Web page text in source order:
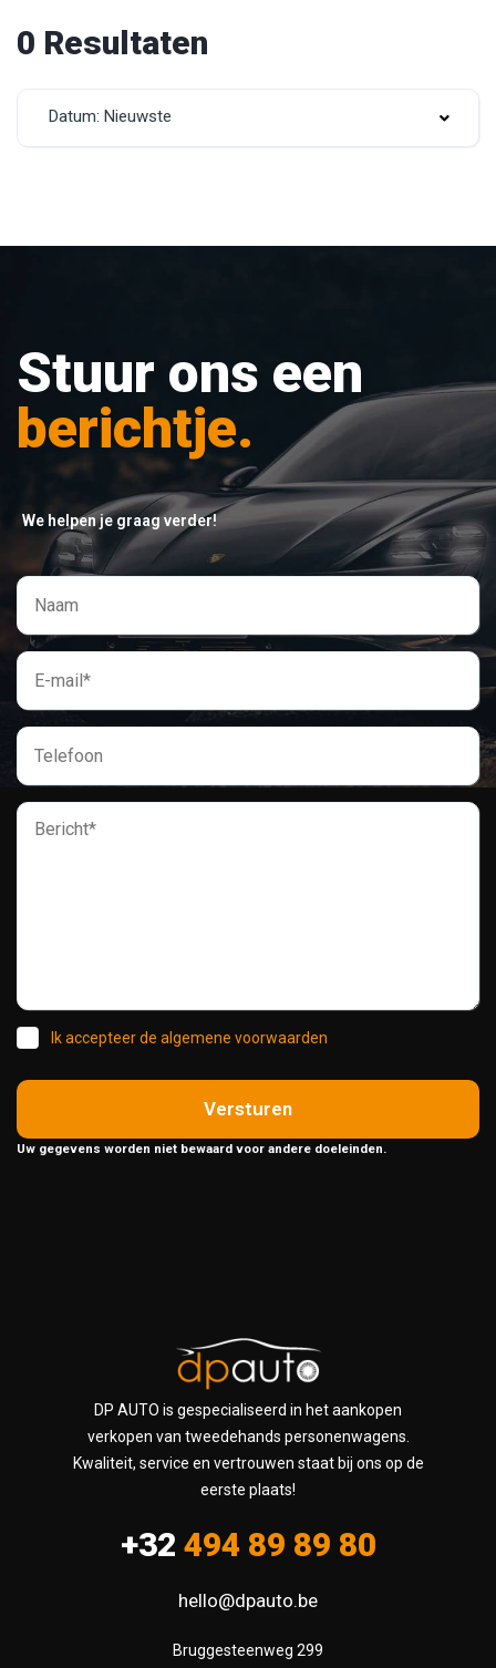
0 Resultaten
Datum: Nieuwste
Stuur ons een
berichtje.
We helpen je graag verder!
Ik accepteer de algemene voorwaarden
Versturen
Uw gegevens worden niet bewaard voor andere doeleinden.
DP AUTO is gespecialiseerd in het aankopen
verkopen van tweedehands personenwagens.
Kwaliteit, service en vertrouwen staat bij ons op de
eerste plaats!
+32 494 89 89 80
hello@dpauto.be
Bruggesteenweg 299